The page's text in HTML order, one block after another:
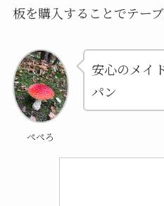
板を購入することでテー
ぺぺろ
安心のメイ
パン